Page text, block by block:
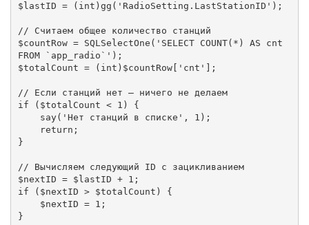
$lastID = (int)gg('RadioSetting.LastStationID');
// Считаем общее количество станций
$countRow = SQLSelectOne('SELECT COUNT(*) AS cnt
FROM `app_radio`');
$totalCount = (int)$countRow['cnt'];
// Если станций нет — ничего не делаем
if ($totalCount < 1) {
}
// Вычисляем следующий ID с зацикливанием
$nextID = $lastID + 1;
if ($nextID > $totalCount) {
}